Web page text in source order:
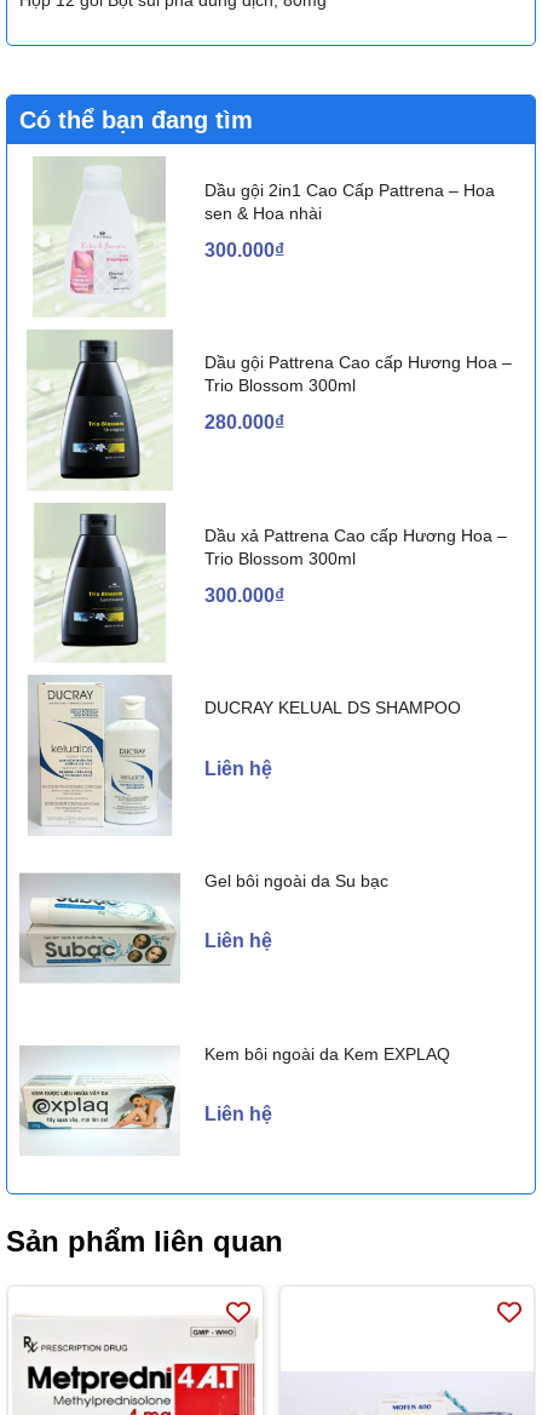
Có thể bạn đang tìm
Dầu gội 2in1 Cao Cấp Pattrena – Hoa
sen & Hoa nhài
300.000₫
Dầu gội Pattrena Cao cấp Hương Hoa –
Trio Blossom 300ml
280.000₫
Dầu xả Pattrena Cao cấp Hương Hoa –
Trio Blossom 300ml
300.000₫
DUCRAY KELUAL DS SHAMPOO
Liên hệ
Gel bôi ngoài da Su bạc
Liên hệ
Kem bôi ngoài da Kem EXPLAQ
Liên hệ
Sản phẩm liên quan